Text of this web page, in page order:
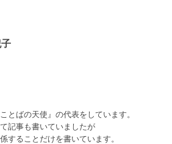
とばの天使』の代表をしています。
記事も書いていましたが
することだけを書いています。